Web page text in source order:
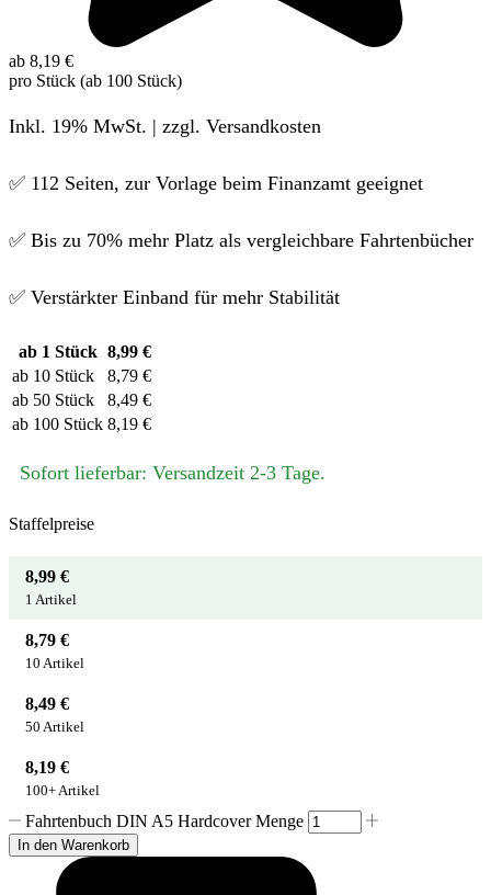
ab 8,19 €
pro Stück (ab 100 Stück)
Inkl. 19% MwSt. | zzgl. Versandkosten
✅ 112 Seiten, zur Vorlage beim Finanzamt geeignet
✅ Bis zu 70% mehr Platz als vergleichbare Fahrtenbücher
✅ Verstärkter Einband für mehr Stabilität
ab 1 Stück 8,99 €
ab 10 Stück
8,79 €
ab 50 Stück
8,49 €
ab 100 Stück 8,19 €
Sofort lieferbar: Versandzeit 2-3 Tage.
Staffelpreise
8,99 €
1 Artikel
8,79 €
10 Artikel
8,49 €
50 Artikel
8,19 €
100+ Artikel
Fahrtenbuch DIN A5 Hardcover Menge
In den Warenkorb